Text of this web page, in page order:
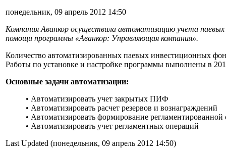
понедельник, 09 апрель 2012 14:50
Компания Аванкор осуществила автоматизацию учета
помощи программы «Аванкор: Управляющая компания».
Количество автоматизированных паевых инвестиционных
Работы по установке и настройке программы выполнены в
Основные задачи автоматизации:
• Автоматизировать учет закрытых ПИФ
• Автоматизировать расчет резервов и вознаграждений
• Автоматизировать формирование регламентированной
• Автоматизировать учет регламентных операций
Last Updated (понедельник, 09 апрель 2012 14:50)